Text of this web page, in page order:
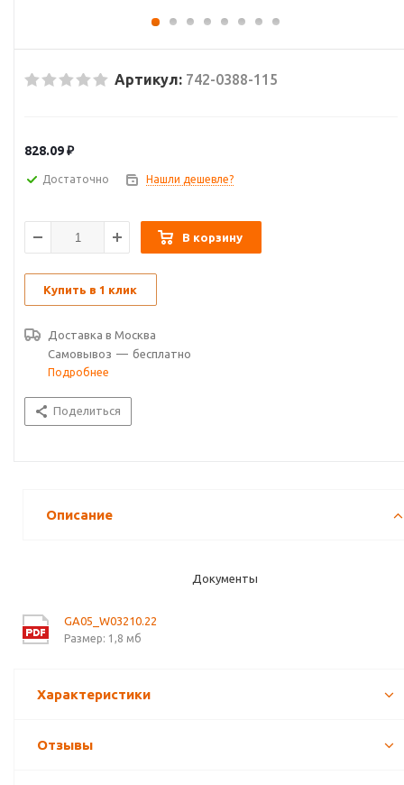
Артикул: 742-0388-115
828.09₽
Достаточно Нашли дешевле?
В корзину
Купить в 1 клик
Доставка в Москва
Самовывоз — бесплатно
Подробнее
Поделиться
Описание
Документы
GA05_W03210.22
Размер: 1,8 мб
Характеристики
Отзывы